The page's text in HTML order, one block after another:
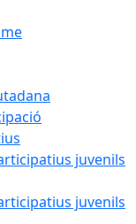
juvenils
juvenils